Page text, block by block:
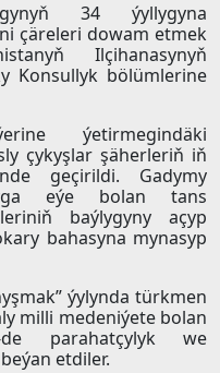
34 ýyllygyna
çäreleri dowam etmek
Ilçihanasynyň
Konsullyk bölümlerine
ýetirmegindäki
çykyşlar şäherleriň iň
geçirildi. Gadymy
eýe bolan tans
baýlygyny açyp
bahasyna mynasyp
ýylynda türkmen
milli medeniýete bolan
de parahatçylyk we
etdiler.